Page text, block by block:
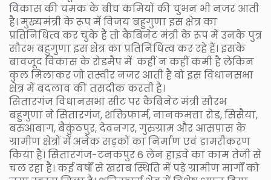
विकास की चमक के बीच कमियों की चुभन भी नजर आती
है। मुख्यमंत्री के रूप में विजय बहुगुणा इस क्षेत्र का
प्रतिनिधित्व कर चुके हैं तो कैबिनेट मंत्री के रूप में उनके पुत्र
सौरभ बहुगुणा इस क्षेत्र का प्रतिनिधित्व कर रहे हैं। इसके
बावजूद विकास के रोडमैप में कहीं न कहीं कमी है लेकिन
कुल मिलाकर जो तस्वीर नजर आती है वो इस विधानसभा
क्षेत्र में बदलाव की तसदीक करती है।
सितारगंज विधानसभा सीट पर कैबिनेट मंत्री सौरभ
बहुगुणा ने सितारगंज, शक्तिफार्म, नानकमत्ता रोड, सिसैया,
बरुआबाग, बैकुंठपुर, देवनगर, गुरुग्राम और आसपास के
ग्रामीण क्षेत्रों में अनेक सड़कों का निर्माण एवं डामरीकरण
किया है। सितारगंज-टनकपुर 6 लेन हाइवे का काम तेजी से
चल रहा है। कई वर्षों से खराब स्थिति में पड़े ग्रामीण मार्गों को